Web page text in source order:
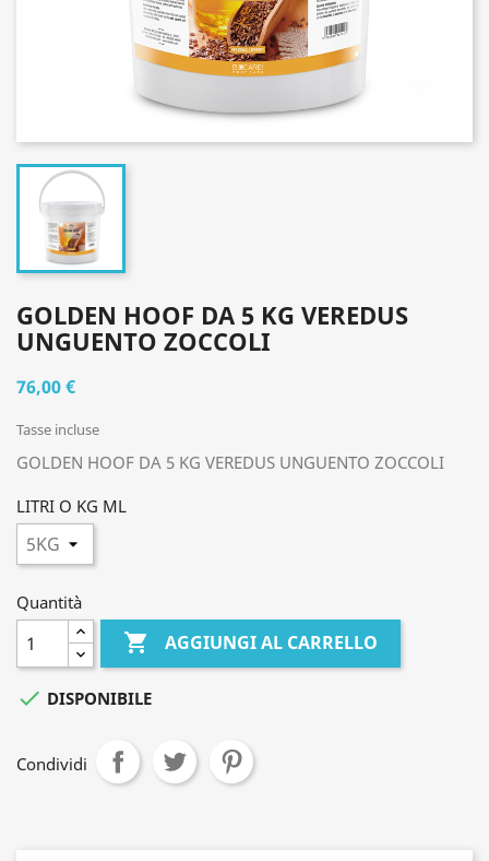
GOLDEN HOOF DA 5 KG VEREDUS
UNGUENTO ZOCCOLI
76,00 €
Tasse incluse
GOLDEN HOOF DA 5 KG VEREDUS UNGUENTO ZOCCOLI
LITRI O KG ML
Quantità
 AGGIUNGI AL CARRELLO
 DISPONIBILE
Condividi